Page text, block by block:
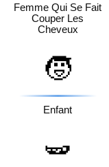
Femme Qui Se Fait
Couper Les
Cheveux
🧒
Enfant
🫛